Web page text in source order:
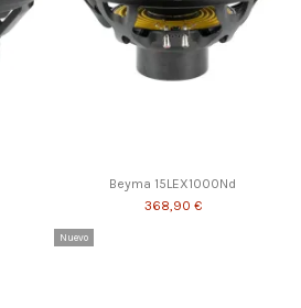
Beyma 15LEX1000Nd
368,90 €
Nuevo